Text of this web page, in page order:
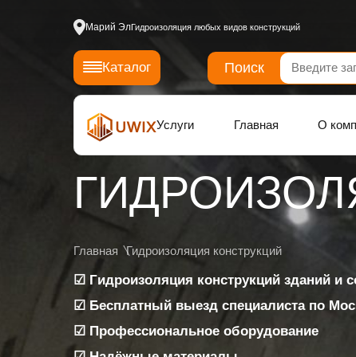
Марий ЭлГидроизоляция любых видов конструкций
Каталог Поиск
Услуги Главная О
Главная Гидроизоляция конструкций
☑ Гидроизоляция конструкций зданий и
☑ Бесплатный выезд специалиста по
☑ Профессиональное оборудование